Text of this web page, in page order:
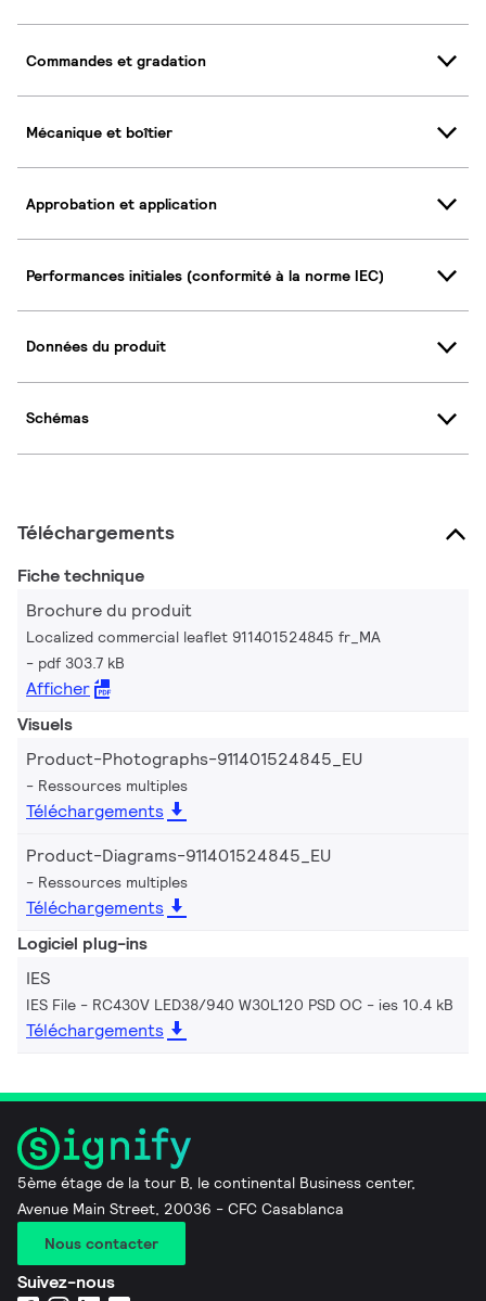
Commandes et gradation
Mécanique et boîtier
Approbation et application
Performances initiales (conformité à la norme IEC)
Données du produit
Schémas
Téléchargements
Fiche technique
Brochure du produit
Localized commercial leaflet 911401524845 fr_MA
pdf 303.7 kB
Afficher
Visuels
Product-Photographs-911401524845_EU
Ressources multiples
Téléchargements
Product-Diagrams-911401524845_EU
Ressources multiples
Téléchargements
Logiciel plug-ins
IES
IES File - RC430V LED38/940 W30L120 PSD OC ies 10.4 kB
Téléchargements
5ème étage de la tour B, le continental Business center,
Avenue Main Street, 20036 - CFC Casablanca
Nous contacter
Suivez-nous